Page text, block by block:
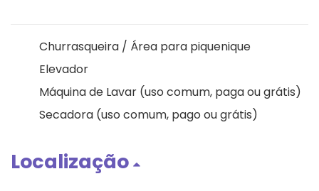
Churrasqueira / Área para piquenique
Elevador
Máquina de Lavar (uso comum, paga ou grátis)
Secadora (uso comum, pago ou grátis)
Localização